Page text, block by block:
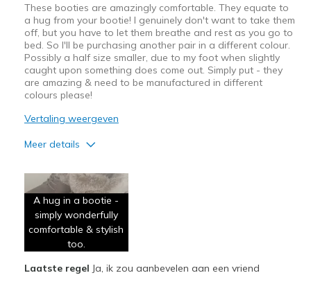
These booties are amazingly comfortable. They equate to
a hug from your bootie! I genuinely don't want to take them
off, but you have to let them breathe and rest as you go to
bed. So I'll be purchasing another pair in a different colour.
Possibly a half size smaller, due to my foot when slightly
caught upon something does come out. Simply put - they
are amazing & need to be manufactured in different
colours please!
Vertaling weergeven
Meer details
A little warm.
Attractive Design
Comfortable
Stylish
A hug in a bootie -
simply wonderfully
comfortable & stylish
too.
Laatste regel Ja, ik zou aanbevelen aan een vriend